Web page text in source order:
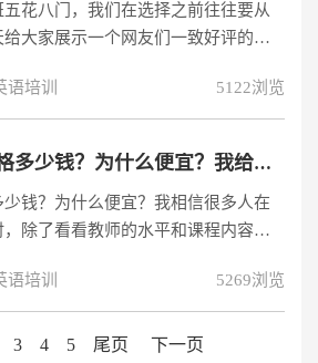
花八门，我们在选择之前往往要从
大家展示一个网友们一致好评的阿
语培训 5122浏览
阿卡索外教网价格多少钱？为什么便宜？我给大家分析一下原因
钱？为什么便宜？我相信很多人在
除了看看教师的水平和课程内容
都在50元左右，最高可达数百元。
阿卡索外教网的机构。价格一直很
索外籍教师网络的价格如此之低呢？
语培训 5269浏览
3 4 5 尾页 下一页